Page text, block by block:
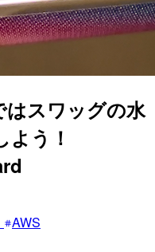
スワッグの水
う！
AWS